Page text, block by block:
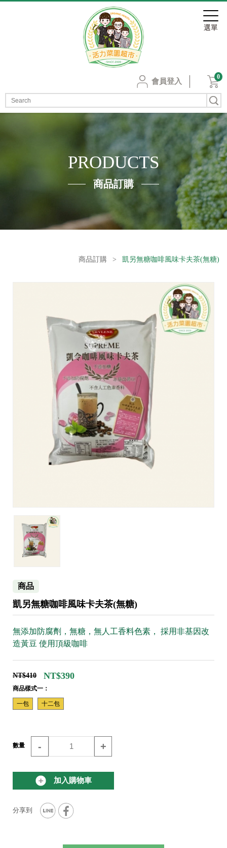
會員登入
0
PRODUCTS
商品訂購
商品訂購 > 凱另無糖咖啡風味卡夫茶(無糖)
商品
凱另無糖咖啡風味卡夫茶(無糖)
無添加防腐劑，無糖，無人工香料色素， 採用非基因改
造黃豆 使用頂級咖啡
NT$410 NT$390
商品樣式一：
一包 十二包
數量 - +
加入購物車